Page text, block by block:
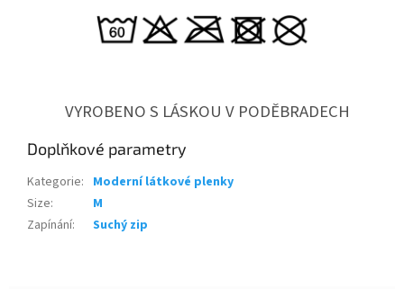
VYROBENO S LÁSKOU V PODĚBRADECH
Doplňkové parametry
Kategorie: Moderní látkové plenky
Size:
M
Zapínání: Suchý zip